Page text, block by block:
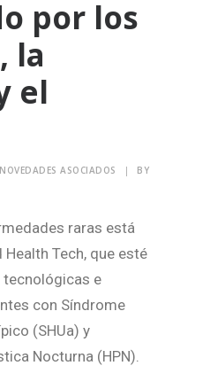
por los
la
el
NOVEDADES ASOCIADOS |
BY
raras está
Tech, que esté
e
con Síndrome
(SHUa) y
Nocturna (HPN).